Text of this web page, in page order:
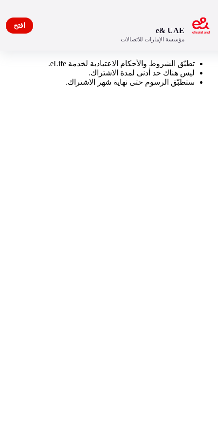
Tamil TV
تطبّق الشروط والأحكام الاعتيادية لخدمة eLife.
ليس هناك حد أدنى لمدة الاشتراك.
ستطبّق الرسوم حتى نهاية شهر الاشتراك.
e& UAE
مؤسسة الإمارات للاتصالات
افتح